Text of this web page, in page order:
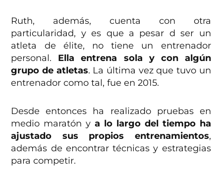
Ruth, además, cuenta con otra
particularidad, y es que a pesar d ser un
atleta de élite, no tiene un entrenador
personal. Ella entrena sola y con algún
grupo de atletas. La última vez que tuvo un
entrenador como tal, fue en 2015.
Desde entonces ha realizado pruebas en
medio maratón y a lo largo del tiempo ha
ajustado sus propios entrenamientos,
además de encontrar técnicas y estrategias
para competir.